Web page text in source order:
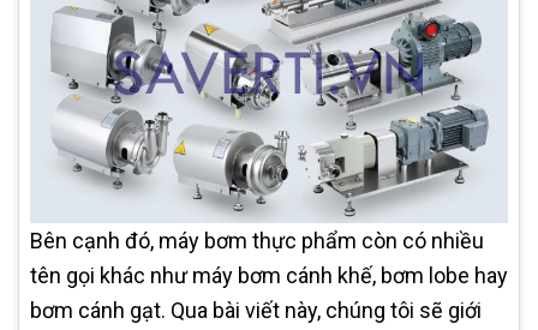
Bên cạnh đó, máy bơm thực phẩm còn có nhiều
tên gọi khác như máy bơm cánh khế, bơm lobe hay
bơm cánh gạt. Qua bài viết này, chúng tôi sẽ giới